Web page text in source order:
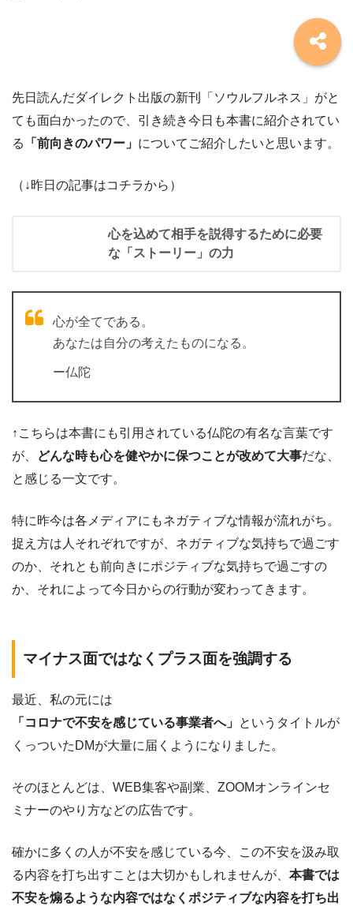
先日読んだダイレクト出版の新刊「ソウルフルネス」がと
ても面白かったので、引き続き今日も本書に紹介されてい
る
「前向きのパワー」 についてご紹介したいと思います。
（↓昨日の記事はコチラから）
心を込めて相手を説得するために必要
な「ストーリー」の力
心が全てである。
あなたは自分の考えたものになる。
ー仏陀
↑こちらは本書にも引用されている仏陀の有名な言葉です
が、
どんな時も心を健やかに保つことが改めて大事だな、
と感じる一文です。
特に昨今は各メディアにもネガティブな情報が流れがち。
捉え方は人それぞれですが、ネガティブな気持ちで過ごす
のか、それとも前向きにポジティブな気持ちで過ごすの
か、それによって今日からの行動が変わってきます。
マイナス面ではなくプラス面を強調する
最近、私の元には
「コロナで不安を感じている事業者へ」 というタイトルが
くっついたDMが大量に届くようになりました。
そのほとんどは、WEB集客や副業、ZOOMオンラインセ
ミナーのやり方などの広告です。
確かに多くの人が不安を感じている今、この不安を汲み取
る内容を打ち出すことは大切かもしれませんが、 本書では
不安を煽るような内容ではなくポジティブな内容を打ち出